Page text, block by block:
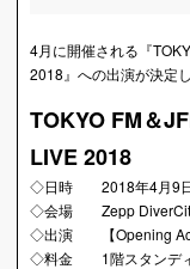
4月に開催される『
2018』への出演が決定し
TOKYO FM＆
LIVE 2018
◇日時 2018年4月9日
◇会場 Zepp
◇出演 【Opening Act
◇料金 1階スタンディ